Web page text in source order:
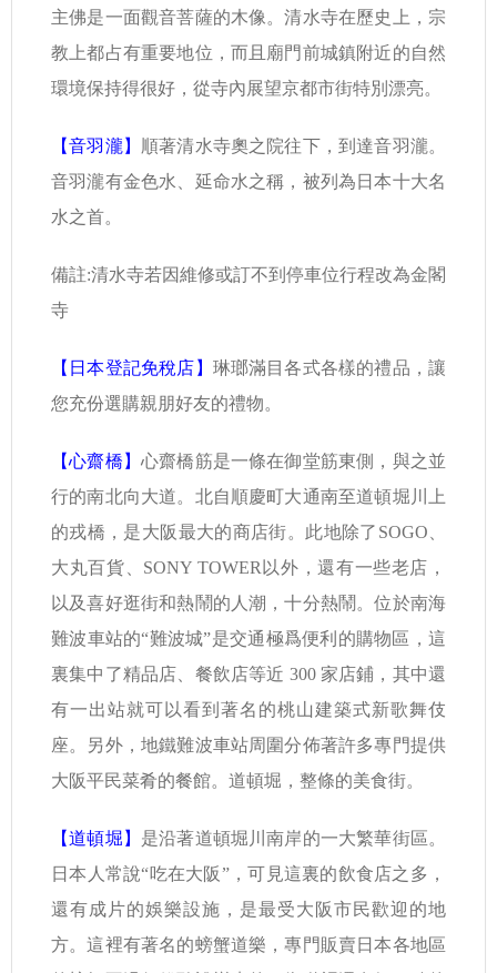
主佛是一面觀音菩薩的木像。清水寺在歷史上，宗
教上都占有重要地位，而且廟門前城鎮附近的自然
環境保持得很好，從寺內展望京都市街特別漂亮。
【音羽瀧】
順著清水寺奧之院往下，到達音羽瀧。
音羽瀧有金色水、延命水之稱，被列為日本十大名
水之首。
備註:清水寺若因維修或訂不到停車位行程改為金閣
寺
【日本登記免稅店】 琳瑯滿目各式各樣的禮品，讓
您充份選購親朋好友的禮物。
【心齋橋】 心齋橋筋是一條在御堂筋東側，與之並
行的南北向大道。北自順慶町大通南至道頓堀川上
的戎橋，是大阪最大的商店街。此地除了SOGO、
大丸百貨、SONY TOWER以外，還有一些老店，
以及喜好逛街和熱鬧的人潮，十分熱鬧。位於南海
難波車站的“難波城”是交通極爲便利的購物區，這
裏集中了精品店、餐飲店等近 300 家店鋪，其中還
有一出站就可以看到著名的桃山建築式新歌舞伎
座。另外，地鐵難波車站周圍分佈著許多專門提供
大阪平民菜肴的餐館。道頓堀，整條的美食街。
【道頓堀】 是沿著道頓堀川南岸的一大繁華街區。
日本人常說“吃在大阪”，可見這裏的飲食店之多，
還有成片的娛樂設施，是最受大阪市民歡迎的地
方。這裡有著名的螃蟹道樂，專門販賣日本各地區